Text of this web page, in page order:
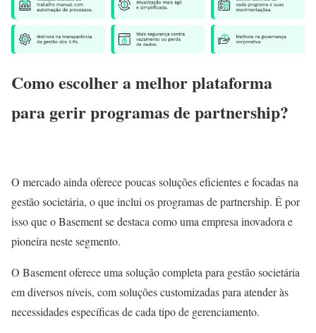
Como escolher a melhor plataforma
para gerir programas de partnership?
O mercado ainda oferece poucas soluções eficientes e focadas na
gestão societária, o que inclui os programas de partnership. É por
isso queoBasement se destaca como uma empresa inovadora e
pioneira neste segmento.
O Basement oferece uma solução completa para gestão societária
em diversos níveis, com soluções customizadas para atender às
necessidades específicas de cada tipo de gerenciamento.